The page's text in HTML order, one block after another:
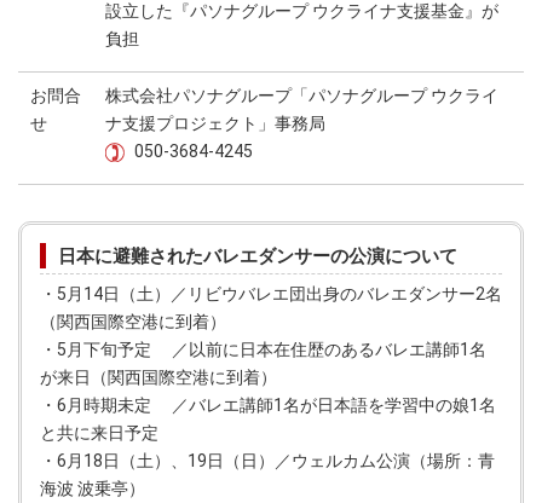
設立した『パソナグループ ウクライナ支援基金』が
負担
お問合
せ
株式会社パソナグループ「パソナグループ ウクライ
ナ支援プロジェクト」事務局
050-3684-4245
日本に避難されたバレエダンサーの公演について
・5月14日（土）／リビウバレエ団出身のバレエダンサー2名
（関西国際空港に到着）
・5月下旬予定 ／以前に日本在住歴のあるバレエ講師1名
が来日（関西国際空港に到着）
・6月時期未定 ／バレエ講師1名が日本語を学習中の娘1名
と共に来日予定
・6月18日（土）、19日（日）／ウェルカム公演（場所：青
海波 波乗亭）